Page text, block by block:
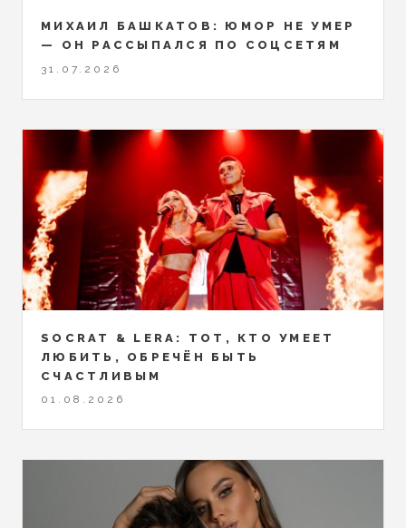
МИХАИЛ БАШКАТОВ: ЮМОР НЕ УМЕР
— ОН РАССЫПАЛСЯ ПО СОЦСЕТЯМ
31.07.2026
SOCRAT & LERA: ТОТ, КТО УМЕЕТ
ЛЮБИТЬ, ОБРЕЧЁН БЫТЬ
СЧАСТЛИВЫМ
01.08.2026